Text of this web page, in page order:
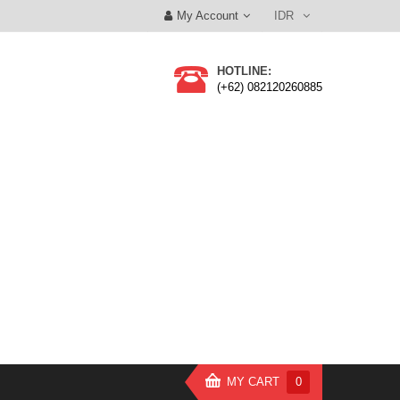
IDR
My Account
HOTLINE:
(+62) 082120260885
MY CART 0